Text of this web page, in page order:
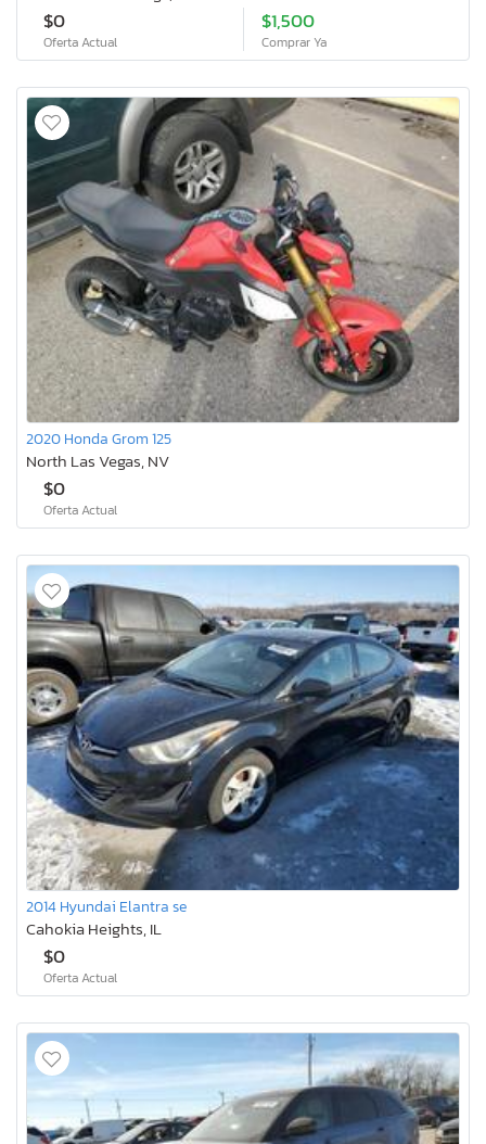
$0
Oferta Actual
$1,500
Comprar Ya
2020 Honda Grom 125
North Las Vegas, NV
$0
Oferta Actual
2014 Hyundai Elantra se
Cahokia Heights, IL
$0
Oferta Actual